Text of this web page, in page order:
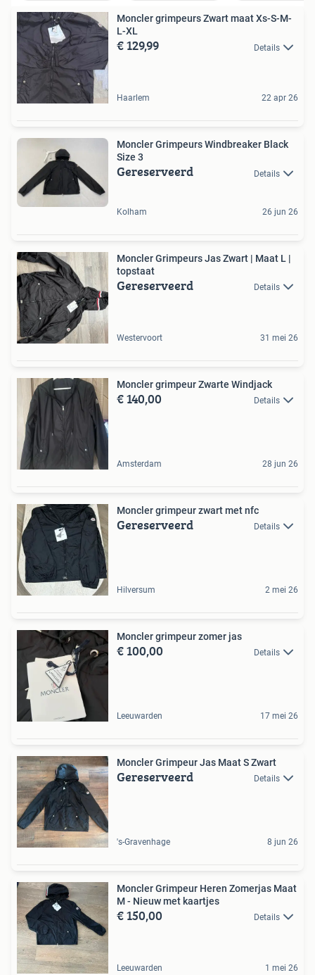
Moncler grimpeurs Zwart maat Xs-S-M-
L-XL
€ 129,99 Details
Haarlem 22 apr 26
Moncler Grimpeurs Windbreaker Black
Size 3
Gereserveerd Details
Kolham 26 jun 26
Moncler Grimpeurs Jas Zwart | Maat L |
topstaat
Gereserveerd Details
Westervoort 31 mei 26
Moncler grimpeur Zwarte Windjack
€ 140,00 Details
Amsterdam 28 jun 26
Moncler grimpeur zwart met nfc
Gereserveerd Details
Hilversum 2 mei 26
Moncler grimpeur zomer jas
€ 100,00 Details
Leeuwarden 17 mei 26
Moncler Grimpeur Jas Maat S Zwart
Gereserveerd Details
's-Gravenhage 8 jun 26
Moncler Grimpeur Heren Zomerjas Maat
M - Nieuw met kaartjes
€ 150,00 Details
Leeuwarden 1 mei 26